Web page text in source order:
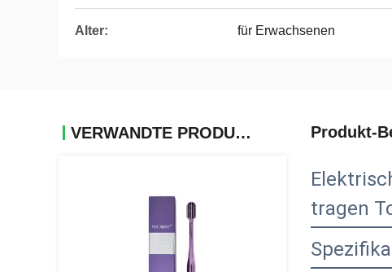
Alter: für Erwachsenen
VERWANDTE PRODUKTE Produkt-
tragen